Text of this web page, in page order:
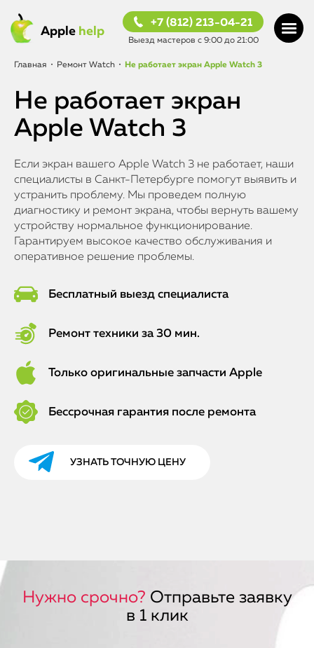
Apple help
+7 (812) 213-04-21
Выезд мастеров с 9:00 до 21:00
Главная • Ремонт Watch • Не работает экран Apple Watch 3
Не работает экран
Apple Watch 3
Если экран вашего Apple Watch 3 не работает, наши
специалисты в Санкт-Петербурге помогут выявить и
устранить проблему. Мы проведем полную
диагностику и ремонт экрана, чтобы вернуть вашему
устройству нормальное функционирование.
Гарантируем высокое качество обслуживания и
оперативное решение проблемы.
Бесплатный выезд специалиста
Ремонт техники за 30 мин.
Только оригинальные запчасти Apple
Бессрочная гарантия после ремонта
УЗНАТЬ ТОЧНУЮ ЦЕНУ
Нужно срочно? Отправьте заявку
в 1 клик